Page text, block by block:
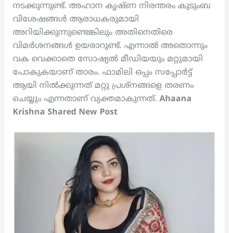
നടക്കുന്നുണ്ട്. അഹാന കൃഷ്ണ നിരന്തരം കുടുംബ
വിശേഷങ്ങൾ ആരാധകരുമായി
അറിയിക്കുന്നുണ്ടെങ്കിലും അതിനെതിരെ
വിമർശനങ്ങൾ ഉയരാറുണ്ട്. എന്നാൽ അതൊന്നും
വക വെക്കാതെ സോഷ്യൽ മീഡിയയും മറ്റുമായി
പോകുകയാണ് താരം. ഫാമിലി ഒപ്പം സപ്പോർട്ട്
ആയി നിൽക്കുന്നത് മറ്റു പ്രശ്നങ്ങളെ തരണം
ചെയ്യും എന്നതാണ് വ്യക്തമാകുന്നത്. Ahaana
Krishna Shared New Post